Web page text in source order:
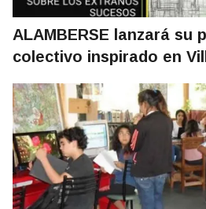
ALAMBERSE lanzará su
colectivo inspirado en